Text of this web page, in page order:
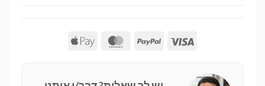
Visa
PayPal
MasterCard
Apple